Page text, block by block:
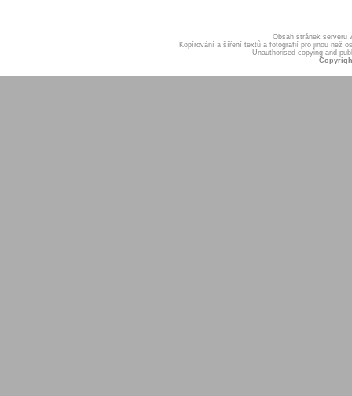
Obsah stránek serveru
Kopírování a šíření textů a fotografií pro jinou než
Unauthorised copying and